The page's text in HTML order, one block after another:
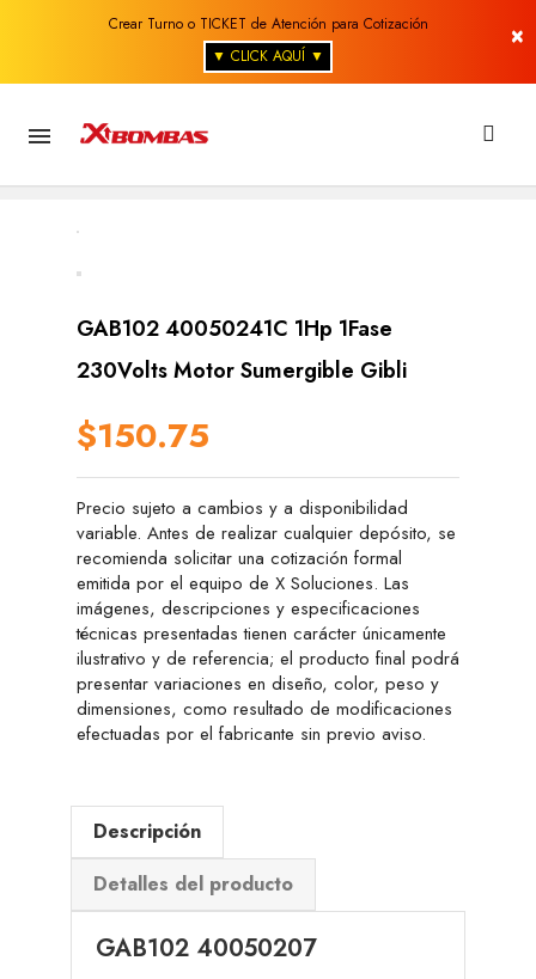
×
Crear Turno o TICKET de Atención para Cotización
▼ CLICK AQUÍ ▼

GAB102 40050241C 1Hp 1Fase
230Volts Motor Sumergible Gibli
$150.75
Precio sujeto a cambios y a disponibilidad
variable. Antes de realizar cualquier depósito, se
recomienda solicitar una cotización formal
emitida por el equipo de X Soluciones. Las
imágenes, descripciones y especificaciones
técnicas presentadas tienen carácter únicamente
ilustrativo y de referencia; el producto final podrá
presentar variaciones en diseño, color, peso y
dimensiones, como resultado de modificaciones
efectuadas por el fabricante sin previo aviso.
Descripción
Detalles del producto
GAB102 40050207